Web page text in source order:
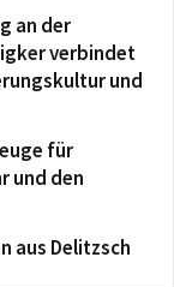
an der
verbindet
und
für
und den
aus Delitzsch